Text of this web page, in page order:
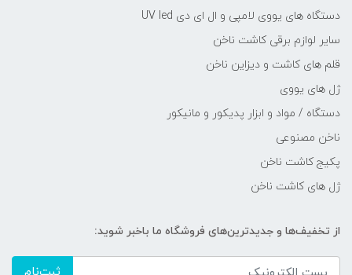
دستگاه های یووی لامپی و ال ای دی UV led
سایر لوازم برقی کاشت ناخن
قلم های کاشت و دیزاین ناخن
ژل های یووی
دستگاه / مواد و ابزار پدیکور و مانیکور
ناخن مصنوعی
پکیج کاشت ناخن
ژل های کاشت ناخن
از تخفیف‌ها و جدیدترین‌های فروشگاه ما باخبر شوید: